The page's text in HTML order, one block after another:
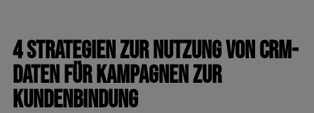
4 STRATEGIEN ZUR NUTZUNG VON CRM-
DATEN FÜR KAMPAGNEN ZUR
KUNDENBINDUNG